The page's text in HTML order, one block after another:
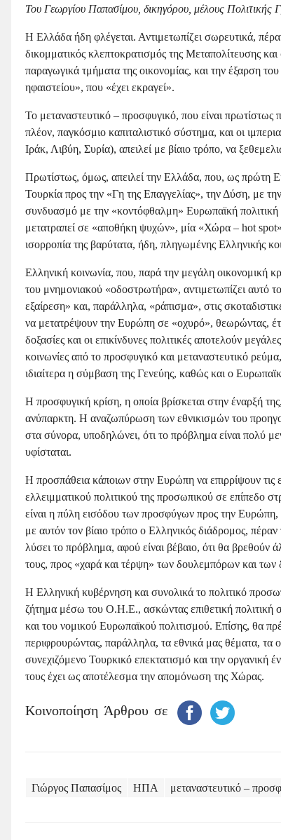
Του Γεωργίου Παπασίμου, δικηγόρου, μέλους
H Ελλάδα ήδη φλέγεται. Αντιμετωπίζει σωρευτικά,
δικομματικός κλεπτοκρατισμός της Μεταπολίτευσης
παραγωγικά τμήματα της οικονομίας, και την έξαρση
ηφαιστείου», που «έχει εκραγεί».
Το μεταναστευτικό – προσφυγικό, που είναι
πλέον, παγκόσμιο καπιταλιστικό σύστημα, και οι
Ιράκ, Λιβύη, Συρία), απειλεί με βίαιο τρόπο, να
Πρωτίστως, όμως, απειλεί την Ελλάδα, που, ως πρώτη
Τουρκία προς την «Γη της Επαγγελίας», την Δύση, με
συνδυασμό με την «κοντόφθαλμη» Ευρωπαϊκή πολιτική
μετατραπεί σε «αποθήκη ψυχών», μία «Χώρα – hot
ισορροπία της βαρύτατα, ήδη, πληγωμένης Ελληνικής
Ελληνική κοινωνία, που, παρά την μεγάλη οικονομική
του μνημονιακού «οδοστρωτήρα», αντιμετωπίζει αυτό
εξαίρεση» και, παράλληλα, «ράπισμα», στις
να μετατρέψουν την Ευρώπη σε «οχυρό», θεωρώντας,
δοξασίες και οι επικίνδυνες πολιτικές αποτελούν
κοινωνίες από το προσφυγικό και μεταναστευτικό
ιδιαίτερα η σύμβαση της Γενεύης, καθώς και ο
Η προσφυγική κρίση, η οποία βρίσκεται στην έναρξή
ανύπαρκτη. Η αναζωπύρωση των εθνικισμών του
στα σύνορα, υποδηλώνει, ότι το πρόβλημα είναι πολύ
υφίσταται.
Η προσπάθεια κάποιων στην Ευρώπη να επιρρίψουν
ελλειμματικού πολιτικού της προσωπικού σε επίπεδο
είναι η πύλη εισόδου των προσφύγων προς την Ευρώπη,
με αυτόν τον βίαιο τρόπο ο Ελληνικός διάδρομος,
λύσει το πρόβλημα, αφού είναι βέβαιο, ότι θα βρεθούν
τους, προς «χαρά και τέρψη» των δουλεμπόρων και των
Η Ελληνική κυβέρνηση και συνολικά το πολιτικό
ζήτημα μέσω του Ο.Η.Ε., ασκώντας επιθετική
και του νομικού Ευρωπαϊκού πολιτισμού. Επίσης, θα
περιφρουρώντας, παράλληλα, τα εθνικά μας θέματα,
συνεχιζόμενο Τουρκικό επεκτατισμό και την
τους έχει ως αποτέλεσμα την απομόνωση της Χώρας.
Κοινοποίηση Άρθρου σε
Γιώργος Παπασίμος ΗΠΑ μεταναστευτικό –